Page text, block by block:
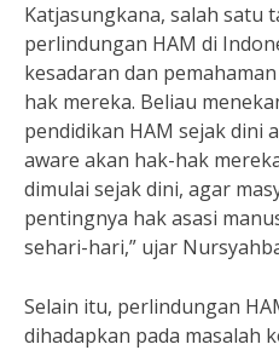
Katjasungkana, salah satu
perlindungan HAM di
kesadaran dan
hak mereka. Beliau
pendidikan HAM sejak dini
aware akan hak-hak
dimulai sejak dini, agar
pentingnya hak asasi
sehari-hari,” ujar
Selain itu, perlindungan
dihadapkan pada masalah